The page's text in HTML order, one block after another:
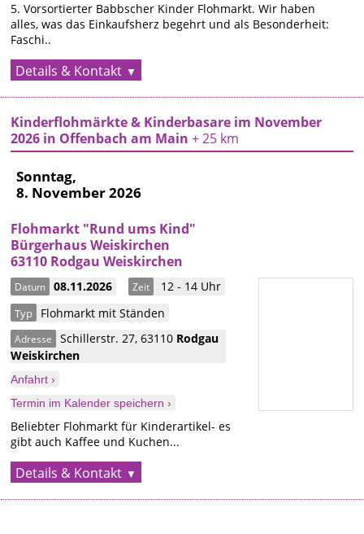
5. Vorsortierter Babbscher Kinder Flohmarkt. Wir haben
alles, was das Einkaufsherz begehrt und als Besonderheit:
Faschi..
Details & Kontakt
Kinderflohmärkte & Kinderbasare im November
2026 in Offenbach am Main+ 25 km
Sonntag,
8. November 2026
Flohmarkt "Rund ums Kind"
Bürgerhaus Weiskirchen
63110 Rodgau Weiskirchen
Datum 08.11.2026 Zeit 12 - 14 Uhr
Typ Flohmarkt mit Ständen
Adresse Schillerstr. 27,63110 Rodgau
Weiskirchen
Anfahrt ›
Termin im Kalender speichern ›
Beliebter Flohmarkt für Kinderartikel- es
gibt auch Kaffee und Kuchen...
Details & Kontakt